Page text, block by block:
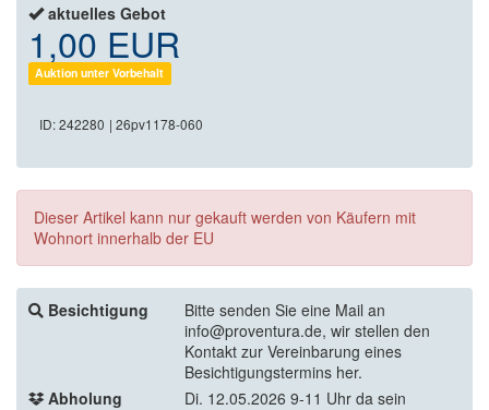
aktuelles Gebot
1,00 EUR
Auktion unter Vorbehalt
ID: 242280 | 26pv1178-060
Dieser Artikel kann nur gekauft werden von Käufern mit
Wohnort innerhalb der EU
Besichtigung
Bitte senden Sie eine Mail an
info@proventura.de, wir stellen den
Kontakt zur Vereinbarung eines
Besichtigungstermins her.
Abholung
Di. 12.05.2026 9-11 Uhr da sein